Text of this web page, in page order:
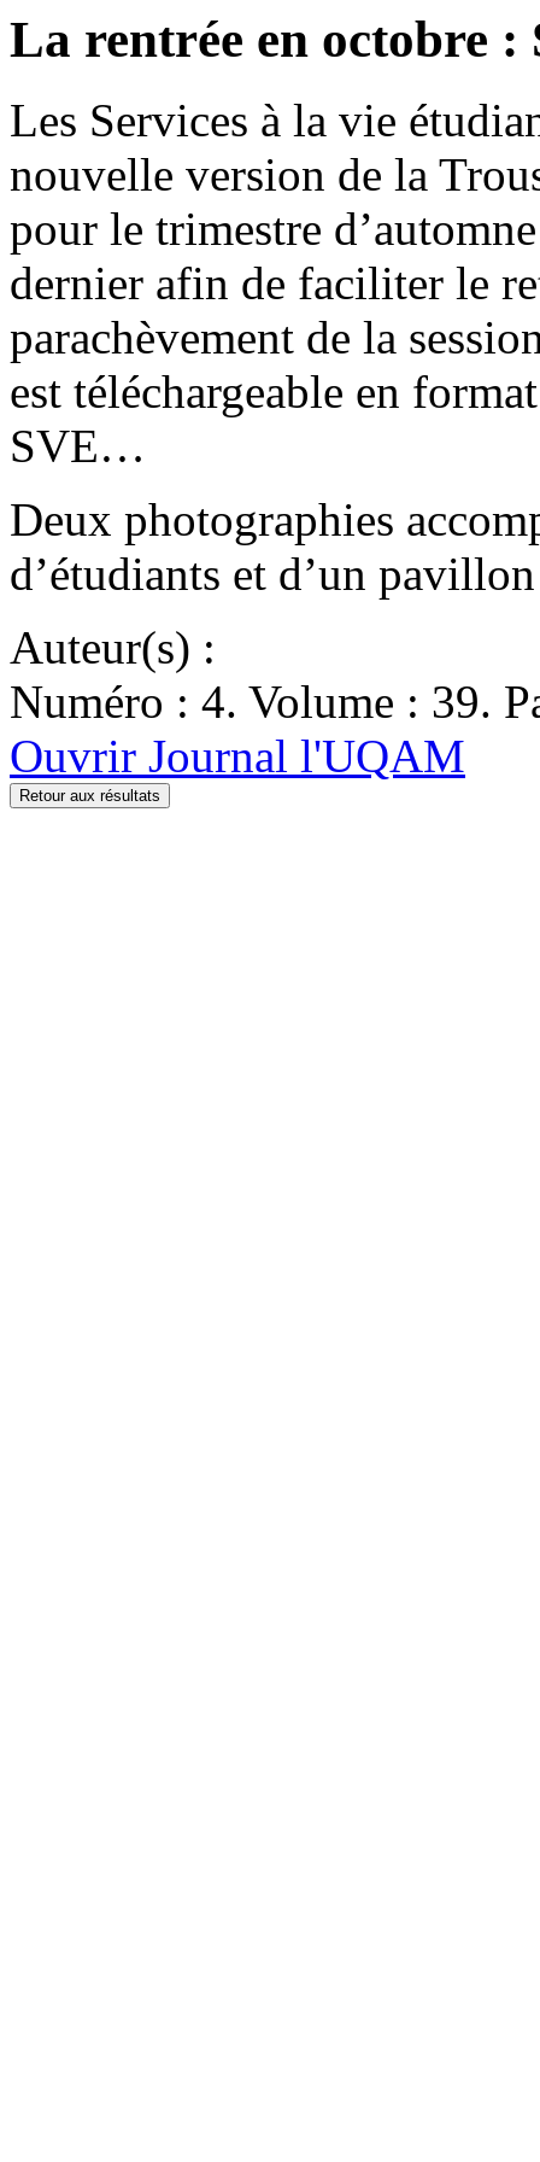
La rentrée en octobre :
Les Services à la vie
nouvelle version de la
pour le trimestre
dernier afin de faciliter le
parachèvement de la
est téléchargeable en
SVE…
Deux photographies
d’étudiants et d’un
Auteur(s) :
Numéro : 4. Volume : 39.
Ouvrir Journal l'UQAM
Retour aux résultats